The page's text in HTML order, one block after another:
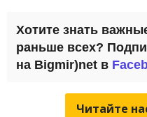
Хотите знать
раньше всех?
на Bigmir)net в
Читайте